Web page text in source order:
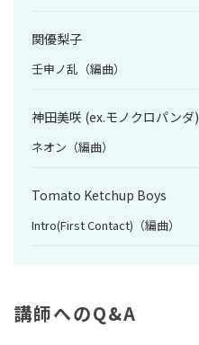
関優梨子
壬申ノ乱（編曲）
神田美咲 (ex.モノクロパンダ)
ネオン（編曲）
Tomato Ketchup Boys
Intro(First Contact)（編曲）
講師へのQ&A